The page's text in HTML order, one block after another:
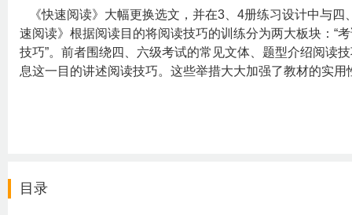
《快速阅读》大幅更换选文，并在3、4册练习设计中与四
速阅读》根据阅读目的将阅读技巧的训练分为两大板块：“
技巧”。前者围绕四、六级考试的常见文体、题型介绍阅读
息这一目的讲述阅读技巧。这些举措大大加强了教材的实用
目录